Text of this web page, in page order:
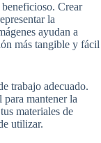
Crear
la
ayudan a
más tangible y fácil
trabajo adecuado.
mantener la
materiales de
utilizar.